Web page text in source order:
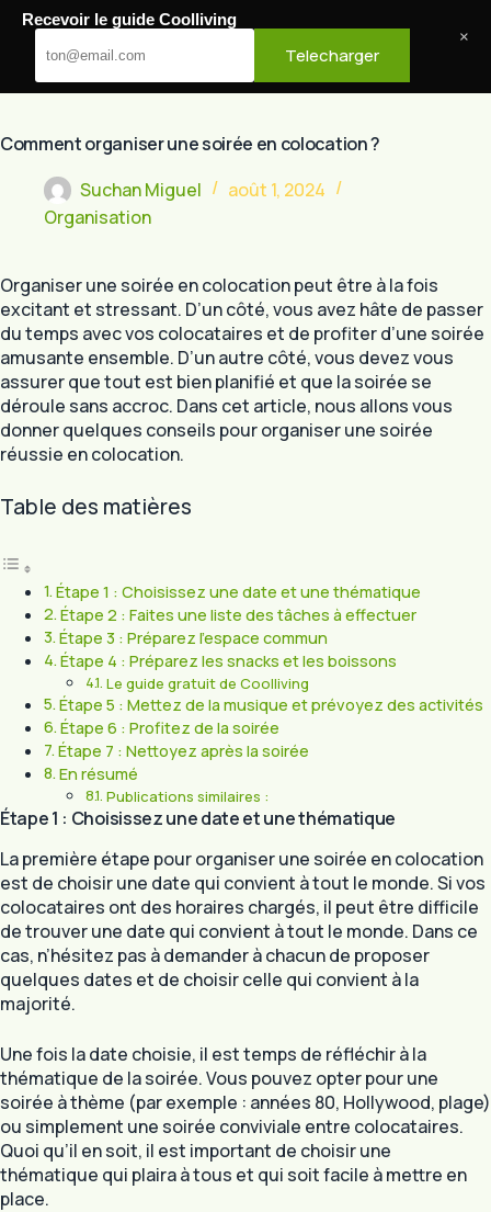
Passer
contenu
Cool Living
Comment organiser une soirée en colocation ?
Suchan Miguel
août 1, 2024
Organisation
Organiser une soirée en colocation peut être à la fois
excitant et stressant. D’un côté, vous avez hâte de passer
du temps avec vos colocataires et de profiter d’une soirée
amusante ensemble. D’un autre côté, vous devez vous
assurer que tout est bien planifié et que la soirée se
déroule sans accroc. Dans cet article, nous allons vous
donner quelques conseils pour organiser une soirée
réussie en colocation.
Table des matières
Étape 1 : Choisissez une date et une thématique
Étape 2 : Faites une liste des tâches à effectuer
Étape 3 : Préparez l’espace commun
Étape 4 : Préparez les snacks et les boissons
Le guide gratuit de Coolliving
Étape 5 : Mettez de la musique et prévoyez des activités
Étape 6 : Profitez de la soirée
Étape 7 : Nettoyez après la soirée
En résumé
Publications similaires :
Étape 1 : Choisissez une date et une thématique
La première étape pour organiser une soirée en colocation
est de choisir une date qui convient à tout le monde. Si vos
colocataires ont des horaires chargés, il peut être difficile
de trouver une date qui convient à tout le monde. Dans ce
cas, n’hésitez pas à demander à chacun de proposer
quelques dates et de choisir celle qui convient à la
majorité.
Une fois la date choisie, il est temps de réfléchir à la
thématique de la soirée. Vous pouvez opter pour une
soirée à thème (par exemple : années 80, Hollywood, plage)
ou simplement une soirée conviviale entre colocataires.
Quoi qu’il en soit, il est important de choisir une
thématique qui plaira à tous et qui soit facile à mettre en
place.
Recevoir le guide Coolliving
Telecharger
×